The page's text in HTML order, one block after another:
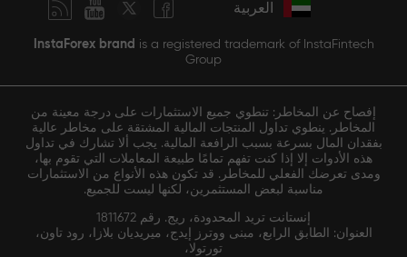
العربية
InstaForex brand is a registered trademark of InstaFintech
Group
إفصاح عن المخاطر: تنطوي جميع الاستثمارات على درجة معينة من
المخاطر. ينطوي تداول المنتجات المالية المشتقة على مخاطر عالية
بفقدان المال بسرعة بسبب الرافعة المالية. يجب ألا تشارك في تداول
هذه الأدوات إلا إذا كنت تفهم تمامًا طبيعة المعاملات التي تقوم بها،
ومدى تعرضك الفعلي للمخاطر. قد تكون هذه الأنواع من الاستثمارات
مناسبة لبعض المستثمرين، لكنها ليست للجميع.
إنستانت تريد المحدودة، ريج. رقم 1811672
العنوان: الطابق الرابع، مبنى ووترز إيدج، ميريديان بلازا، رود تاون،
تورتولا،